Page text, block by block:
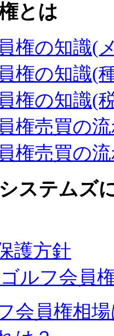
とは
権の知識(
権の知識(
権の知識(
権売買の
権売買の
ステムズ
護方針
ルフ会員
会員権相